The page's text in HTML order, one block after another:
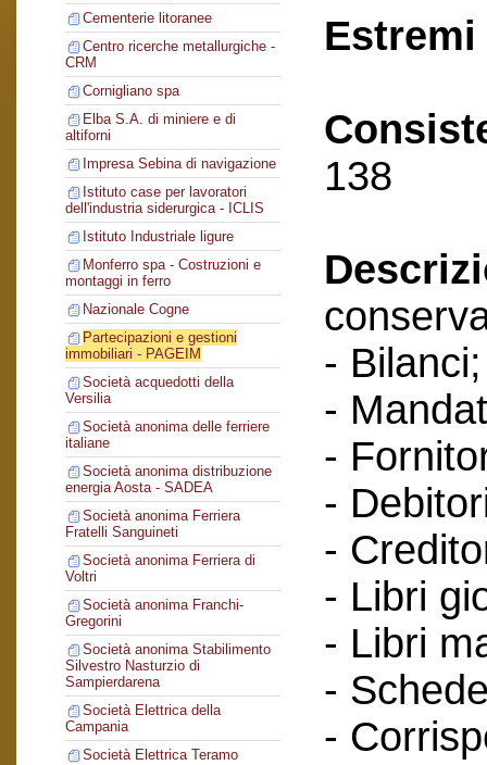
Cementerie litoranee
Centro ricerche metallurgiche -
CRM
Cornigliano spa
Elba S.A. di miniere e di
altiforni
Impresa Sebina di navigazione
Istituto case per lavoratori
dell'industria siderurgica - ICLIS
Istituto Industriale ligure
Monferro spa - Costruzioni e
montaggi in ferro
Nazionale Cogne
Partecipazioni e gestioni
immobiliari - PAGEIM
Società acquedotti della
Versilia
Società anonima delle ferriere
italiane
Società anonima distribuzione
energia Aosta - SADEA
Società anonima Ferriera
Fratelli Sanguineti
Società anonima Ferriera di
Voltri
Società anonima Franchi-
Gregorini
Società anonima Stabilimento
Silvestro Nasturzio di
Sampierdarena
Società Elettrica della
Campania
Società Elettrica Teramo
138
- Bilanci;
-
-
-
-
- Libri
- Libri
-
-